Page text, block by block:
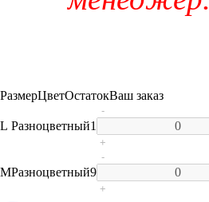
РазмерЦветОстатокВаш заказ
L Разноцветный1
-
+
MРазноцветный9
-
+